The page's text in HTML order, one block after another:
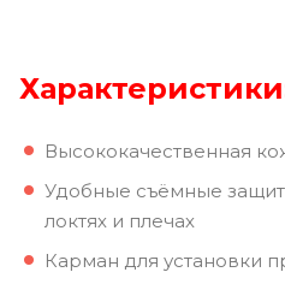
Высококачественная
Удобные съёмные
локтях и плечах
Карман для установки